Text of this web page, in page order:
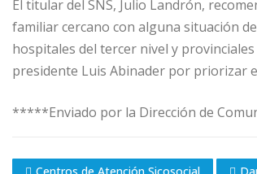
El titular del SNS, Julio Landrón,
familiar cercano con alguna situación
hospitales del tercer nivel y
presidente Luis Abinader por priorizar
*****Enviado por la Dirección de